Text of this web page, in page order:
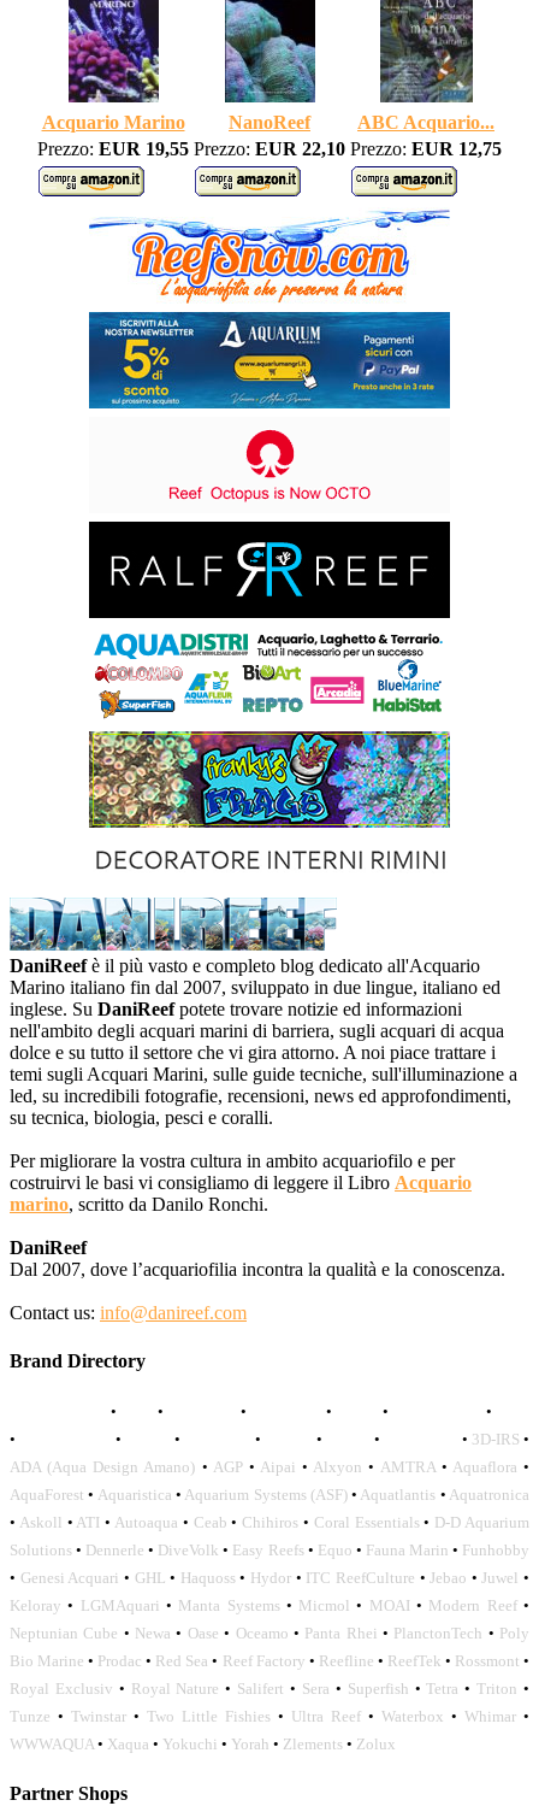
Acquario Marino NanoReef
ABC Acquario...
Prezzo: EUR 19,55 Prezzo: EUR 22,10 Prezzo: EUR 12,75
DaniReefè il più vasto e completo blog dedicato all'Acquario
Marino italiano fin dal 2007, sviluppato in due lingue, italiano ed
inglese. Su DaniReefpotete trovare notizie ed informazioni
nell'ambito degli acquari marini di barriera, sugli acquari di acqua
dolce e su tutto il settore che vi gira attorno. A noi piace trattare i
temi sugli Acquari Marini, sulle guide tecniche, sull'illuminazione a
led, su incredibili fotografie, recensioni, news ed approfondimenti,
su tecnica, biologia, pesci e coralli.
Per migliorare la vostra cultura in ambito acquariofilo e per
costruirvi le basi vi consigliamo di leggere il Libro Acquario
marino, scritto da Danilo Ronchi.
DaniReef
Dal 2007, dove l’acquariofilia incontra la qualità e la conoscenza.
Contact us: info@danireef.com
Brand Directory
• • • • • •
•
• • • • • • 3D-IRS •
ADA (Aqua Design Amano) • AGP• Aipai • Alxyon • AMTRA• Aquaflora •
AquaForest • Aquaristica • Aquarium Systems (ASF)• Aquatlantis • Aquatronica
• Askoll • ATI • Autoaqua • Ceab • Chihiros • Coral Essentials• D-D Aquarium
Solutions • Dennerle • DiveVolk • Easy Reefs• Equo • Fauna Marin • Funhobby
• Genesi Acquari • GHL • Haquoss• Hydor • ITC ReefCulture •Jebao •Juwel •
Keloray • LGMAquari • Manta Systems• Micmol • MOAI • Modern Reef•
Neptunian Cube • Newa • Oase • Oceamo • Panta Rhei • PlanctonTech • Poly
Bio Marine • Prodac • Red Sea • Reef Factory • Reefline • ReefTek • Rossmont •
Royal Exclusiv • Royal Nature • Salifert • Sera • Superfish •Tetra •Triton •
Tunze • Twinstar • Two Little Fishies • Ultra Reef • Waterbox • Whimar •
WWWAQUA • Xaqua • Yokuchi • Yorah • Zlements • Zolux
Partner Shops